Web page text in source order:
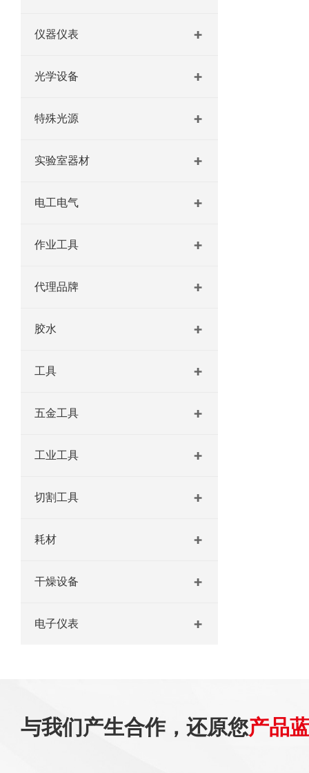
仪器仪表
光学设备
特殊光源
实验室器材
电工电气
作业工具
代理品牌
胶水
工具
五金工具
工业工具
切割工具
耗材
干燥设备
电子仪表
与我们产生合作，还原您产品